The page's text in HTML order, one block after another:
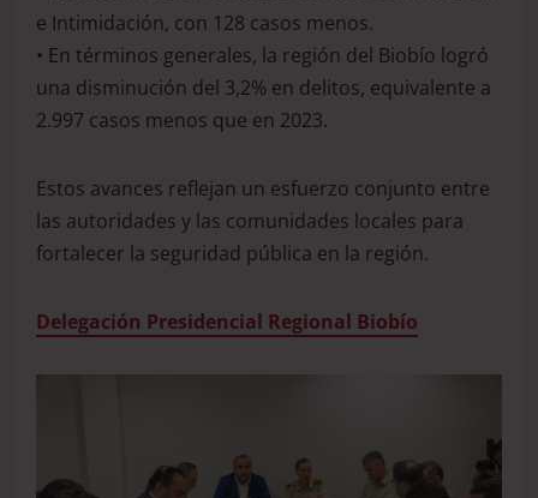
e Intimidación, con 128 casos menos.
• En términos generales, la región del Biobío logró
una disminución del 3,2% en delitos, equivalente a
2.997 casos menos que en 2023.
Estos avances reflejan un esfuerzo conjunto entre
las autoridades y las comunidades locales para
fortalecer la seguridad pública en la región.
Delegación Presidencial Regional Biobío